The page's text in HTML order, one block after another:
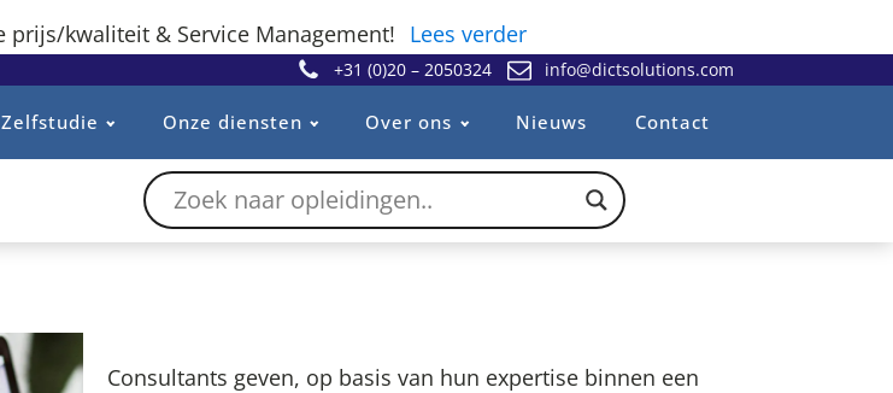
prijs/kwaliteit & Service Management! Lees verder
+31 (0)20 – 2050324 info@dictsolutions.com
Zelfstudie Onze diensten Over ons Nieuws Contact
Consultants geven, op basis van hun expertise binnen een